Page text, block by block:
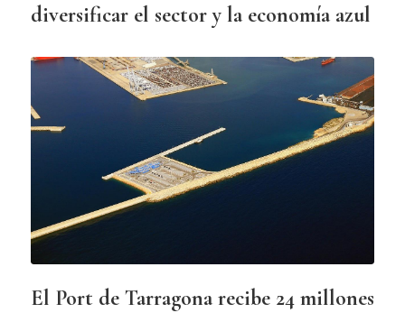
diversificar el sector y la economía azul
El Port de Tarragona recibe 24 millones